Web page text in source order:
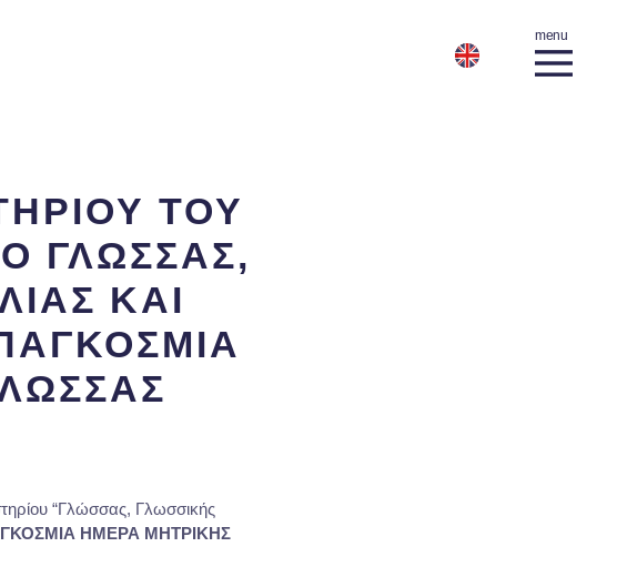
ΤΟΥ
ΓΛΩΣΣΑΣ,
ΚΑΙ
“Γλώσσας, Γλωσσικής
ΗΜΕΡΑ ΜΗΤΡΙΚΗΣ